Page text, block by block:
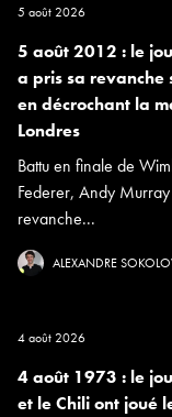
5 août 2026
5 août 2012 : le
a pris sa revanche
en décrochant la
Londres
Battu en finale de
Federer, Andy
revanche...
ALEXANDRE
4 août 2026
4 août 1973 : le
et le Chili ont joué